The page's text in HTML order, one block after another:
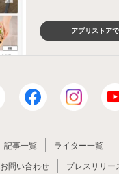
アプリストア
記事一覧
ライター一覧
お問い合わせ プレスリリー